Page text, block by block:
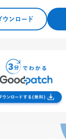
ウンロード